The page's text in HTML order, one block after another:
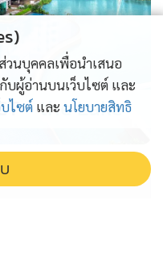
-the Lake
วนบุคคลเพื่อนำเสนอ
ผู้อ่านบนเว็บไซต์ และ
บไซต์ และ นโยบายสิทธิ